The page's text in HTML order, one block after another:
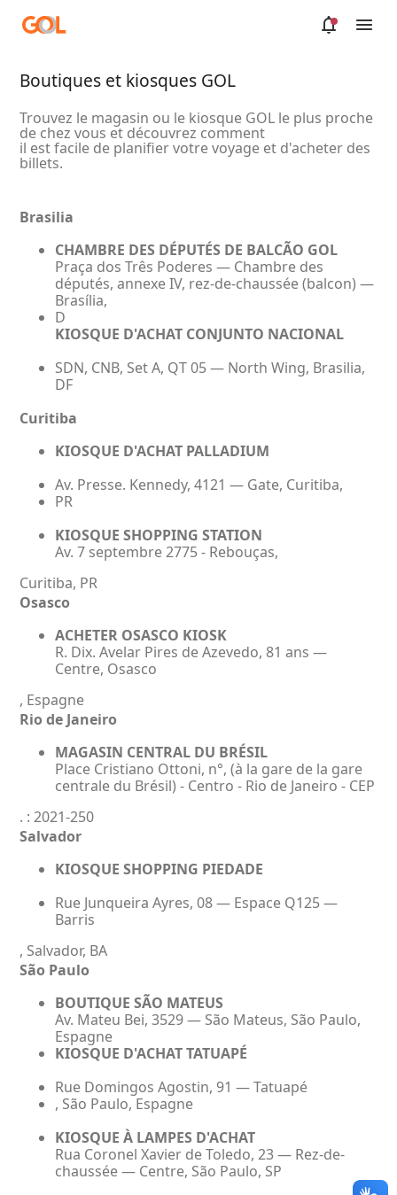
Saut au contenu principal
Boutiques et kiosques GOL
Trouvez le magasin ou le kiosque GOL le plus proche
de chez vous et découvrez comment
il est facile de planifier votre voyage et d'acheter des
billets.
Brasilia
CHAMBRE DES DÉPUTÉS DE BALCÃO GOL
Praça dos Três Poderes — Chambre des
députés, annexe IV, rez-de-chaussée (balcon) —
Brasília,
D
KIOSQUE D'ACHAT CONJUNTO NACIONAL
SDN, CNB, Set A, QT 05 — North Wing, Brasilia,
DF
Curitiba
KIOSQUE D'ACHAT PALLADIUM
Av. Presse. Kennedy, 4121 — Gate, Curitiba,
PR
KIOSQUE SHOPPING STATION
Av. 7 septembre 2775 - Rebouças,
Curitiba, PR
Osasco
ACHETER OSASCO KIOSK
R. Dix. Avelar Pires de Azevedo, 81 ans —
Centre, Osasco
, Espagne
Rio de Janeiro
MAGASIN CENTRAL DU BRÉSIL
Place Cristiano Ottoni, n°, (à la gare de la gare
centrale du Brésil) - Centro - Rio de Janeiro - CEP
. : 2021-250
Salvador
KIOSQUE SHOPPING PIEDADE
Rue Junqueira Ayres, 08 — Espace Q125 —
Barris
, Salvador, BA
São Paulo
BOUTIQUE SÃO MATEUS
Av. Mateu Bei, 3529 — São Mateus, São Paulo,
Espagne
KIOSQUE D'ACHAT TATUAPÉ
Rue Domingos Agostin, 91 — Tatuapé
, São Paulo, Espagne
KIOSQUE À LAMPES D'ACHAT
Rua Coronel Xavier de Toledo, 23 — Rez-de-
chaussée — Centre, São Paulo, SP